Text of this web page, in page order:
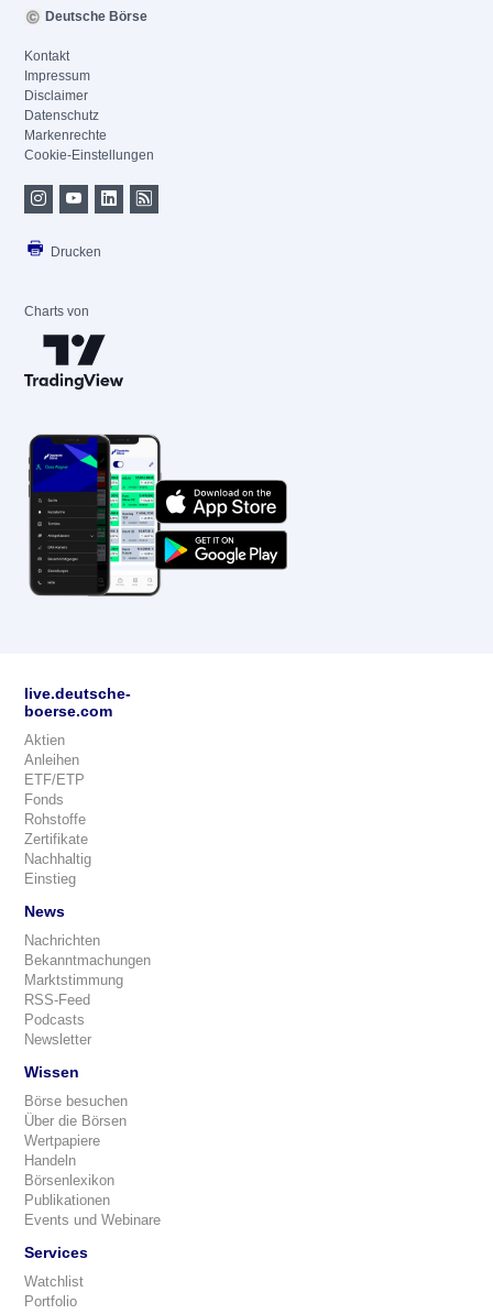
Deutsche Börse
Kontakt
Impressum
Disclaimer
Datenschutz
Markenrechte
Cookie-Einstellungen
Drucken
Charts von
live.deutsche-
boerse.com
Aktien
Anleihen
ETF/ETP
Fonds
Rohstoffe
Zertifikate
Nachhaltig
Einstieg
News
Nachrichten
Bekanntmachungen
Marktstimmung
RSS-Feed
Podcasts
Newsletter
Wissen
Börse besuchen
Über die Börsen
Wertpapiere
Handeln
Börsenlexikon
Publikationen
Events und Webinare
Services
Watchlist
Portfolio